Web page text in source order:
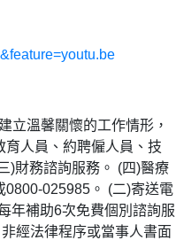
立溫馨關懷的工作情形，
人員、約聘僱人員、技
)財務諮詢服務。 (四)醫療
0800-025985。 (二)寄送電
年補助6次免費個別諮詢服
經法律程序或當事人書面